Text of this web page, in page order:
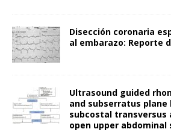
Disección coronaria
al embarazo: Reporte
Ultrasound guided
and subserratus plane
subcostal transversus
open upper abdominal